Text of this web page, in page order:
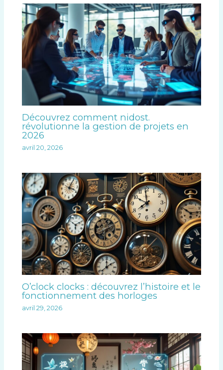
Découvrez comment nidost.
révolutionne la gestion de projets en
2026
avril 20, 2026
O’clock clocks : découvrez l’histoire et le
fonctionnement des horloges
avril 29, 2026